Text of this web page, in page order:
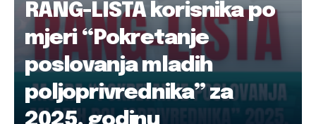
RANG-LISTA korisnika po
mjeri “Pokretanje
poslovanja mladih
poljoprivrednika” za